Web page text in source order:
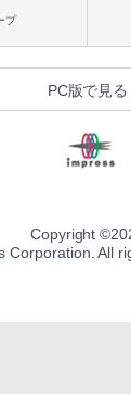
プ
PC版で見る
Copyright ©
Corporation. All